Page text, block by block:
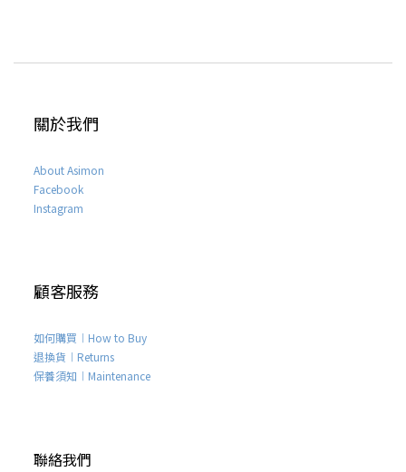
關於我們
About Asimon
Facebook
Instagram
顧客服務
如何購買︱How to Buy
退換貨︱Returns
保養須知︱Maintenance
聯絡我們